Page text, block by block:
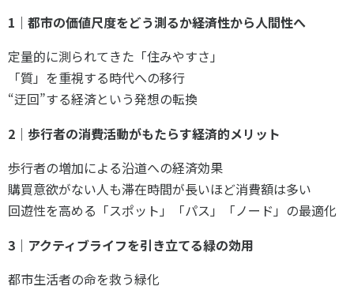
1｜都市の価値尺度をどう測るか――経済性から人間性へ
定量的に測られてきた「住みやすさ」
「質」を重視する時代への移行
“迂回”する経済という発想の転換
2｜歩行者の消費活動がもたらす経済的メリット
歩行者の増加による沿道への経済効果
購買意欲がない人も滞在時間が長いほど消費額は多い
回遊性を高める「スポット」「パス」「ノード」の最適化
3｜アクティブライフを引き立てる緑の効用
都市生活者の命を救う緑化